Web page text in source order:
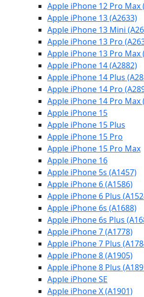
Apple iPhone 12 Pro Max
Apple iPhone 13 (A2633)
Apple iPhone 13 Mini
Apple iPhone 13 Pro
Apple iPhone 13 Pro Max
Apple iPhone 14 (A2882)
Apple iPhone 14 Plus
Apple iPhone 14 Pro
Apple iPhone 14 Pro Max
Apple iPhone 15
Apple iPhone 15 Plus
Apple iPhone 15 Pro
Apple iPhone 15 Pro Max
Apple iPhone 16
Apple iPhone 5s (A1457)
Apple iPhone 6 (A1586)
Apple iPhone 6 Plus
Apple iPhone 6s (A1688)
Apple iPhone 6s Plus
Apple iPhone 7 (A1778)
Apple iPhone 7 Plus
Apple iPhone 8 (A1905)
Apple iPhone 8 Plus
Apple iPhone SE
Apple iPhone X (A1901)